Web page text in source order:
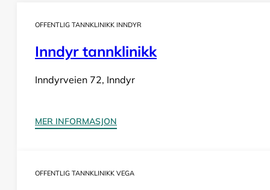
OFFENTLIG TANNKLINIKK INNDYR
Inndyr tannklinikk
Inndyrveien 72, Inndyr
MER INFORMASJON
OFFENTLIG TANNKLINIKK VEGA